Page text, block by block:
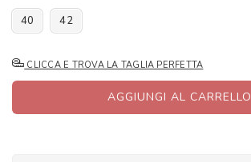
40 42
CLICCA E TROVA LA TAGLIA PERFETTA
AGGIUNGI AL CARRELLO